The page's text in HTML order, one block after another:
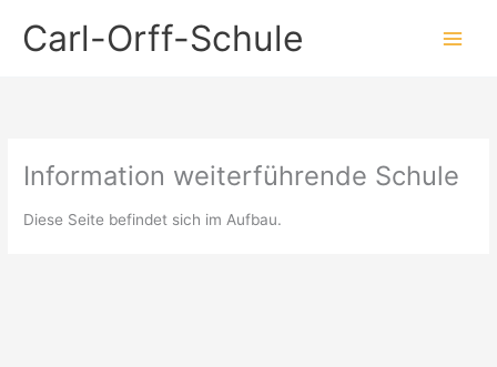
InhaltCarl-Orff-Schule
Information weiterführende Schule
Diese Seite befindet sich im Aufbau.